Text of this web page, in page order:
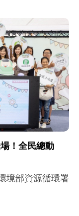
！全民總動
境部資源循環署